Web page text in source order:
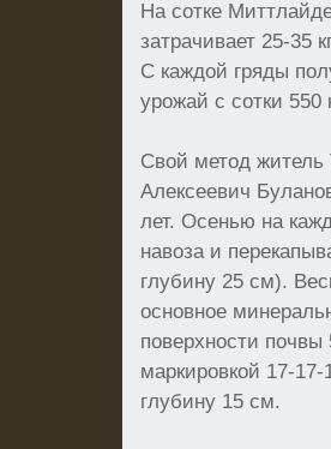
На сотке
затрачивает 25-35
С каждой гряды
урожай с сотки 550
Свой метод житель
Алексеевич
лет. Осенью на
навоза и
глубину 25 см).
основное
поверхности
маркировкой 17-
глубину 15 см.